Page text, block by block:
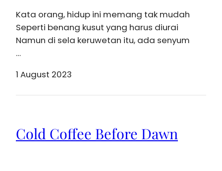
Kata orang, hidup ini memang tak mudah
Seperti benang kusut yang harus diurai
Namun di sela keruwetan itu, ada senyum
…
1 August 2023
Cold Coffee Before Dawn